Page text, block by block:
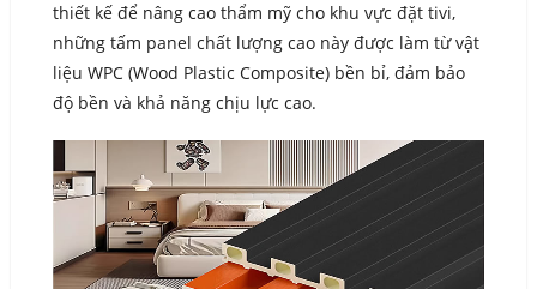
thiết kế để nâng cao thẩm mỹ cho khu vực đặt tivi,
những tấm panel chất lượng cao này được làm từ vật
liệu WPC (Wood Plastic Composite) bền bỉ, đảm bảo
độ bền và khả năng chịu lực cao.